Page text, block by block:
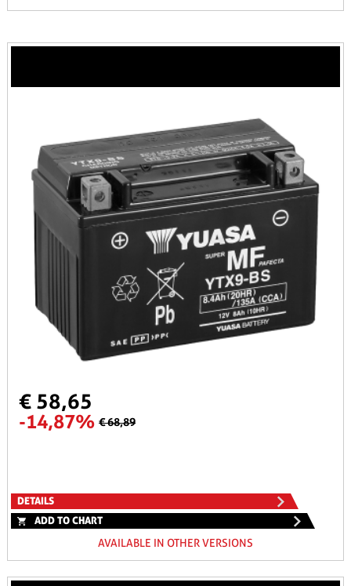
€ 58,65
-14,87% € 68,89
DETAILS
ADD TO CHART
AVAILABLE IN OTHER VERSIONS